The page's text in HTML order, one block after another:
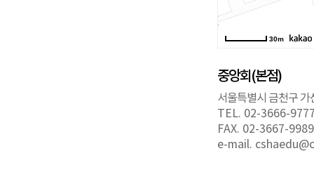
30m
중앙회(본점)
서울특별시 금천구
TEL. 02-3666-
FAX. 02-3667-9989
e-mail.